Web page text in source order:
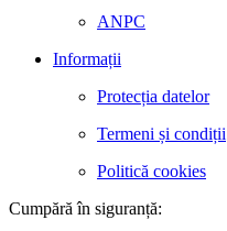
ANPC
Informații
Protecția datelor
Termeni și condiții
Politică cookies
Cumpără în siguranță: